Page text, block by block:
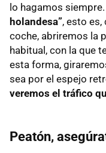
lo hagamos
holandesa”, esto es,
coche, abriremos la
habitual, con la que
esta forma,
sea por el espejo
veremos el tráfico
Peatón,